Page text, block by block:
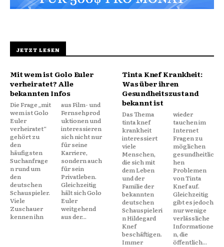
JETZT LESEN
Mit wem ist Golo Euler
verheiratet? Alle
bekannten Infos
Die Frage „mit
wem ist Golo
Euler
verheiratet“
gehört zu
den
häufigsten
Suchanfrage
n rund um
den
deutschen
Schauspieler.
Viele
Zuschauer
kennen ihn
aus Film- und
Fernsehprod
uktionen und
interessieren
sich nicht nur
für seine
Karriere,
sondern auch
für sein
Privatleben.
Gleichzeitig
hält sich Golo
Euler
weitgehend
aus der...
Tinta Knef Krankheit:
Was über ihren
Gesundheitszustand
bekannt ist
Das Thema
tinta knef
krankheit
interessiert
viele
Menschen,
die sich mit
dem Leben
und der
Familie der
bekannten
deutschen
Schauspieleri
n Hildegard
Knef
beschäftigen.
Immer
wieder
tauchen im
Internet
Fragen zu
möglichen
gesundheitlic
hen
Problemen
von Tinta
Knef auf.
Gleichzeitig
gibt es jedoch
nur wenige
verlässliche
Informatione
n, die
öffentlich...